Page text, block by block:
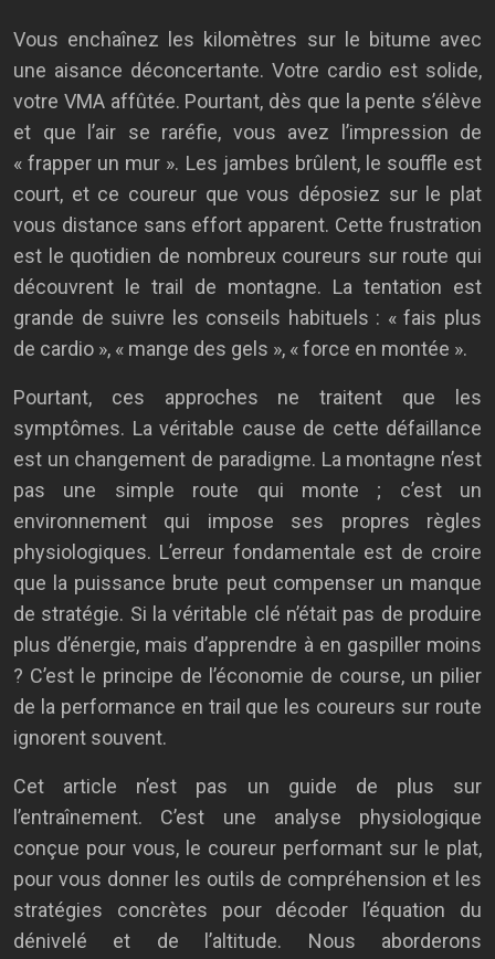
Vous enchaînez les kilomètres sur le bitume avec
une aisance déconcertante. Votre cardio est solide,
votre VMA affûtée. Pourtant, dès que la pente s’élève
et que l’air se raréfie, vous avez l’impression de
« frapper un mur ». Les jambes brûlent, le souffle est
court, et ce coureur que vous déposiez sur le plat
vous distance sans effort apparent. Cette frustration
est le quotidien de nombreux coureurs sur route qui
découvrent le trail de montagne. La tentation est
grande de suivre les conseils habituels : « fais plus
de cardio », « mange des gels », « force en montée ».
Pourtant, ces approches ne traitent que les
symptômes. La véritable cause de cette défaillance
est un changement de paradigme. La montagne n’est
pas une simple route qui monte ; c’est un
environnement qui impose ses propres règles
physiologiques. L’erreur fondamentale est de croire
que la puissance brute peut compenser un manque
de stratégie. Si la véritable clé n’était pas de produire
plus d’énergie, mais d’apprendre à en gaspiller moins
? C’est le principe de l’économie de course, un pilier
de la performance en trail que les coureurs sur route
ignorent souvent.
Cet article n’est pas un guide de plus sur
l’entraînement. C’est une analyse physiologique
conçue pour vous, le coureur performant sur le plat,
pour vous donner les outils de compréhension et les
stratégies concrètes pour décoder l’équation du
dénivelé et de l’altitude. Nous aborderons